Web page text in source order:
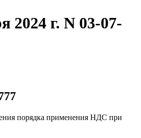
2024 г. N 03-07-
порядка применения НДС при